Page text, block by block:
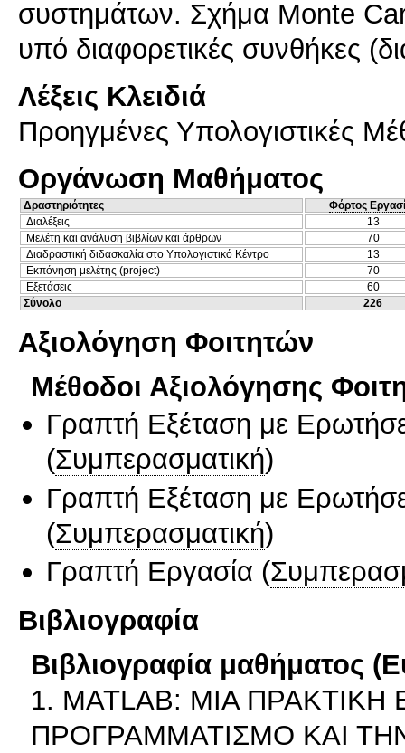
συστημάτων. Σχήμα Monte
υπό διαφορετικές συνθήκες
Λέξεις Κλειδιά
Προηγμένες Υπολογιστικές
Οργάνωση Μαθήματος
Δραστηριότητες
Φόρτος
Διαλέξεις
13
Μελέτη και ανάλυση βιβλίων και άρθρων
70
Διαδραστική διδασκαλία στο Υπολογιστικό Κέντρο
13
Εκπόνηση μελέτης (project)
70
Εξετάσεις
60
Σύνολο
226
Αξιολόγηση Φοιτητών
Μέθοδοι Αξιολόγησης
Γραπτή Εξέταση με
(Συμπερασματική)
Γραπτή Εξέταση με
(Συμπερασματική)
Γραπτή Εργασία (
Βιβλιογραφία
Βιβλιογραφία μαθήματος
1. MATLAB: ΜΙΑ
ΠΡΟΓΡΑΜΜΑΤΙΣΜΟ ΚΑΙ